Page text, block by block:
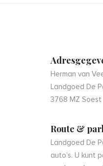
Herman van
Landgoed De
3768 MZ Soest
Route &
Landgoed De
auto’s. U kunt